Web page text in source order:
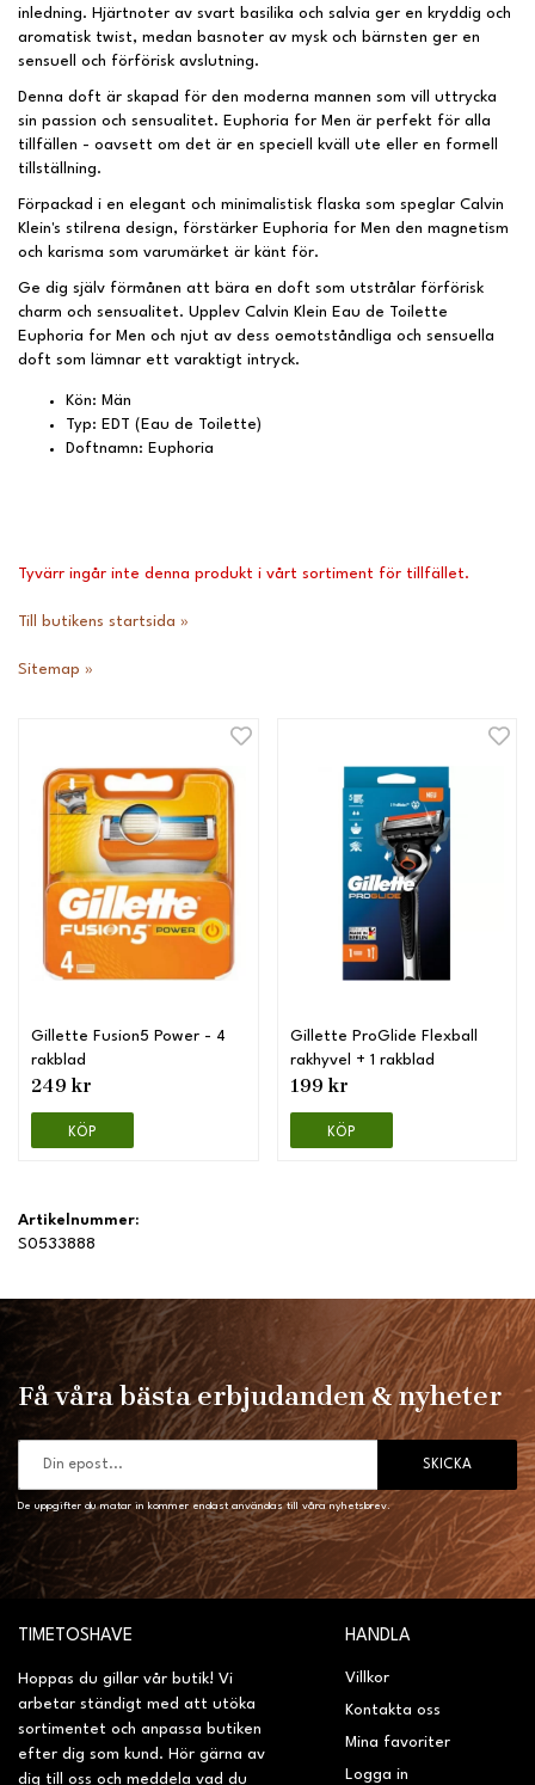
inledning. Hjärtnoter av svart basilika och salvia ger en kryddig och
aromatisk twist, medan basnoter av mysk och bärnsten ger en
sensuell och förförisk avslutning.
Denna doft är skapad för den moderna mannen som vill uttrycka
sin passion och sensualitet. Euphoria for Men är perfekt för alla
tillfällen - oavsett om det är en speciell kväll ute eller en formell
tillställning.
Förpackad i en elegant och minimalistisk flaska som speglar Calvin
Klein's stilrena design, förstärker Euphoria for Men den magnetism
och karisma som varumärket är känt för.
Ge dig själv förmånen att bära en doft som utstrålar förförisk
charm och sensualitet. Upplev Calvin Klein Eau de Toilette
Euphoria for Men och njut av dess oemotståndliga och sensuella
doft som lämnar ett varaktigt intryck.
Kön: Män
Typ: EDT (Eau de Toilette)
Doftnamn: Euphoria
Tyvärr ingår inte denna produkt i vårt sortiment för tillfället.
Till butikens startsida »
Sitemap »
Gillette Fusion5 Power - 4
rakblad
249 kr
KÖP
Gillette ProGlide Flexball
rakhyvel + 1 rakblad
199 kr
KÖP
Artikelnummer:
S0533888
Få våra bästa erbjudanden & nyheter
SKICKA
De uppgifter du matar in kommer endast användas till våra nyhetsbrev.
TIMETOSHAVE
Hoppas du gillar vår butik! Vi
arbetar ständigt med att utöka
sortimentet och anpassa butiken
efter dig som kund. Hör gärna av
dig till oss och meddela vad du
HANDLA
Villkor
Kontakta oss
Mina favoriter
Logga in